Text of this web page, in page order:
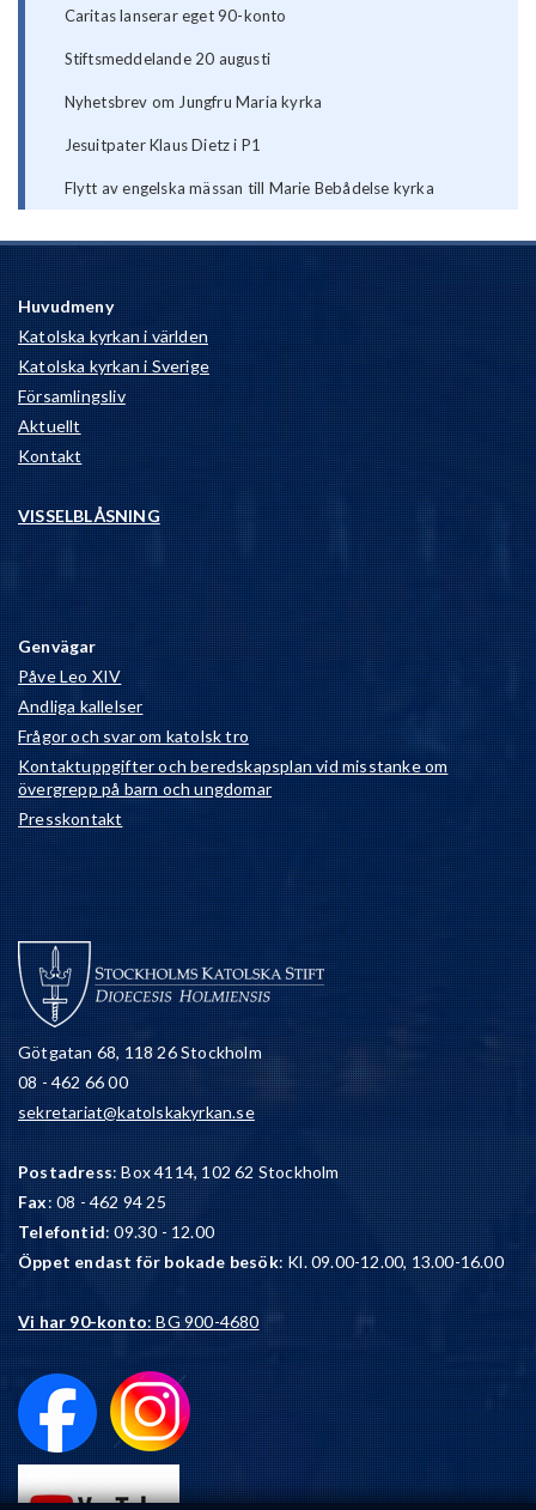
Caritas lanserar eget 90-konto
Stiftsmeddelande 20 augusti
Nyhetsbrev om Jungfru Maria kyrka
Jesuitpater Klaus Dietz i P1
Flytt av engelska mässan till Marie Bebådelse kyrka
Huvudmeny
Katolska kyrkan i världen
Katolska kyrkan i Sverige
Församlingsliv
Aktuellt
Kontakt
VISSELBLÅSNING
Genvägar
Påve Leo XIV
Andliga kallelser
Frågor och svar om katolsk tro
Kontaktuppgifter och beredskapsplan vid misstanke om
övergrepp på barn och ungdomar
Presskontakt
Götgatan 68, 118 26 Stockholm
08 - 462 66 00
sekretariat@katolskakyrkan.se
Postadress: Box 4114, 102 62 Stockholm
Fax: 08 - 462 94 25
Telefontid: 09.30 - 12.00
Öppet endast för bokade besök: Kl. 09.00-12.00, 13.00-16.00
Vi har 90-konto: BG 900-4680